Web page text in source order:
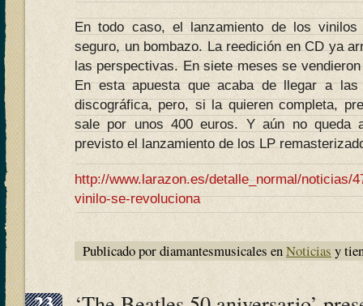
En todo caso, el lanzamiento de los
seguro, un bombazo. La reedición en CD ya
las perspectivas. En siete meses se
En esta apuesta que acaba de llegar a
discográfica, pero, si la quieren completa,
sale por unos 400 euros. Y aún no queda
previsto el lanzamiento de los LP
http://www.larazon.es/detalle_normal/noticias/
vinilo-se-revoluciona
Publicado por diamantesmusicales enNoticias y